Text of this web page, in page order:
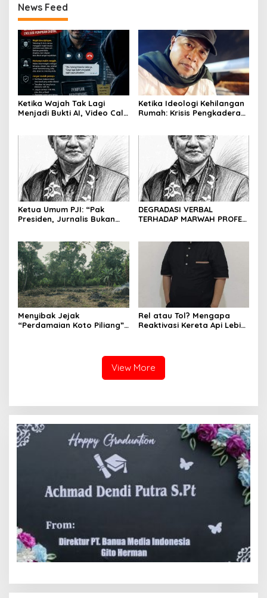
News Feed
Ketika Wajah Tak Lagi
Menjadi Bukti AI, Video Call,
Ketika Ideologi Kehilangan
Rumah: Krisis Pengkaderan
Kepemimpinan yang
Kehilangan Arah
Ketua Umum PJI: “Pak
Presiden, Jurnalis Bukan
DEGRADASI VERBAL
TERHADAP MARWAH PROFESI
OKNUM ADVOKAT HOTMAN
PARIS HUTAPEA
Menyibak Jejak
“Perdamaian Koto Piliang”:
Rel atau Tol? Mengapa
Reaktivasi Kereta Api Lebih
View More